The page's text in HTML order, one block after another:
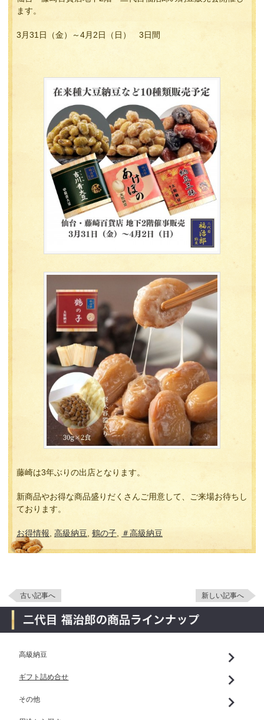
ます。
3月31日（金）～4月2日（日） 3日間
藤崎は3年ぶりの出店となります。
新商品やお得な商品盛りだくさんご用意して、ご来場お待ちし
ております。
お得情報 高級納豆 鶴の子 ＃高級納豆
古い記事へ 新しい記事へ
高級納豆
ギフト詰め合せ
その他